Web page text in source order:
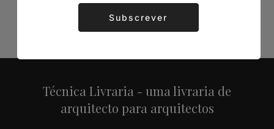
Subscrever
Técnica Livraria - uma livraria de
arquitecto para arquitectos
Subscrever